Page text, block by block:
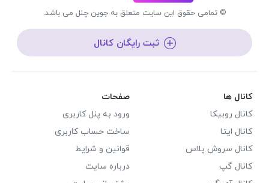
© تمامی حقوق این سایت متعلق به جوین چنل می باشد.
ثبت رایگان کانال
ها
روبیکا
ایتا
سروش پلاس
گپ
صفحات
ورود به پنل کاربری
ساخت حساب کاربری
قوانین و شرایط
درباره سایت